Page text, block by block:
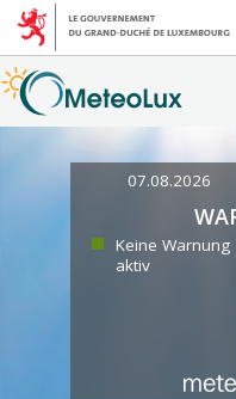
07.08.2026
Keine Warnung
aktiv